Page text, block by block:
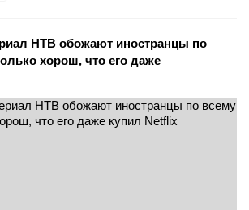
НТВ обожают иностранцы по
хорош, что его даже